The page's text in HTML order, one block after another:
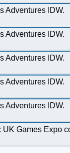
Adventures IDW.
Adventures IDW.
Adventures IDW.
Adventures IDW.
Adventures IDW.
UK Games Expo